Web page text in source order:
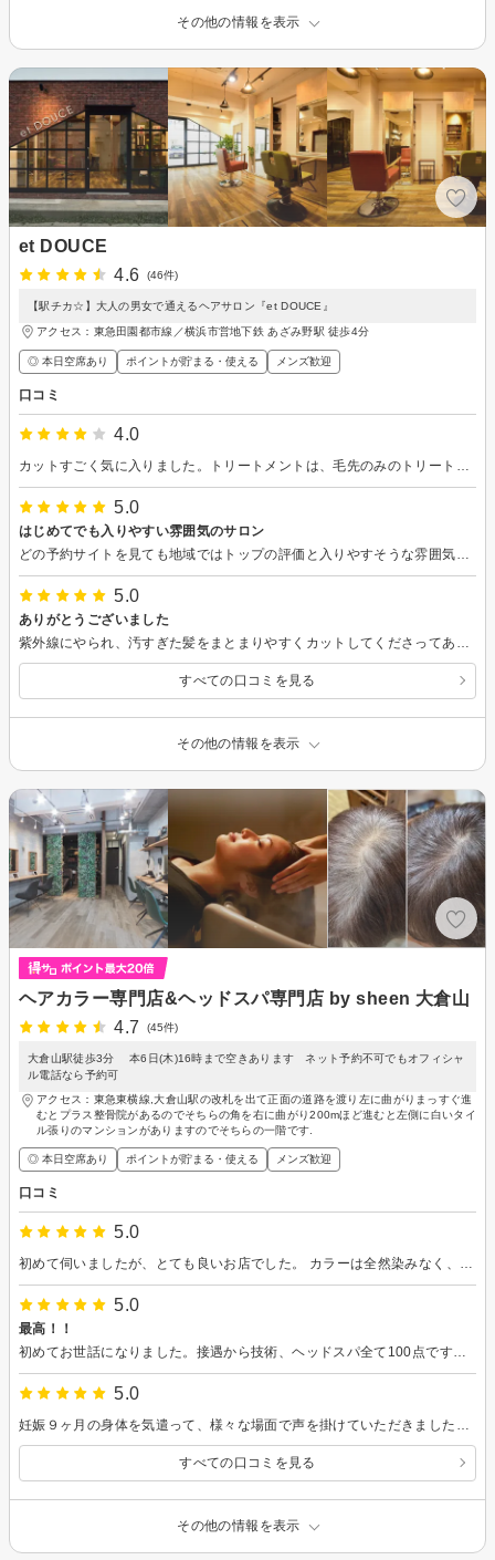
その他の情報を表示
et DOUCE
4.6
(46件)
【駅チカ☆】大人の男女で通えるヘアサロン『et DOUCE』
アクセス：東急田園都市線／横浜市営地下鉄 あざみ野駅 徒歩4分
◎ 本日空席あり ポイントが貯まる・使える メンズ歓迎
口コミ
4.0
5.0
はじめてでも入りやすい雰囲気のサロン
5.0
ありがとうございました
すべての口コミを見る
その他の情報を表示
ヘアカラー専門店&ヘッドスパ専門店 by sheen 大倉山
4.7
(45件)
大倉山駅徒歩3分 本6日(木)16時まで空きあります ネット予約不可でもオフィシャ
ル電話なら予約可
アクセス：東急東横線,大倉山駅の改札を出て正面の道路を渡り左に曲がりまっすぐ進
むとプラス整骨院があるのでそちらの角を右に曲がり200mほど進むと左側に白いタイ
ル張りのマンションがありますのでそちらの一階です.
◎ 本日空席あり ポイントが貯まる・使える メンズ歓迎
口コミ
5.0
5.0
最高！！
初めてお世話になりました。接遇から技術、ヘッドスパ全て100点です！疲れがふっとびました！そして自分で乾かすスタイルもとてもよいと思います。クオリティの高いドライヤーやヘアオイルも色々使えて楽しかったです！
5.0
すべての口コミを見る
その他の情報を表示